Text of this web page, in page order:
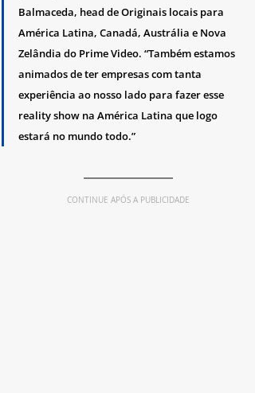
Balmaceda, head de Originais locais para
América Latina, Canadá, Austrália e Nova
Zelândia do Prime Video. “Também estamos
animados de ter empresas com tanta
experiência ao nosso lado para fazer esse
reality show na América Latina que logo
estará no mundo todo.”
CONTINUE APÓS A PUBLICIDADE